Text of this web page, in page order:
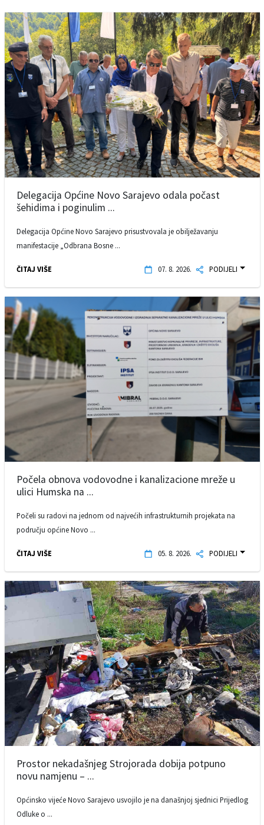
Delegacija Općine Novo Sarajevo odala počast
šehidima i poginulim ...
Delegacija Općine Novo Sarajevo prisustvovala je obilježavanju
manifestacije „Odbrana Bosne ...
ČITAJ VIŠE 07. 8. 2026. PODIJELI
Počela obnova vodovodne i kanalizacione mreže u
ulici Humska na ...
Počeli su radovi na jednom od najvećih infrastrukturnih projekata na
području općine Novo ...
ČITAJ VIŠE 05. 8. 2026. PODIJELI
Prostor nekadašnjeg Strojorada dobija potpuno
novu namjenu – ...
Općinsko vijeće Novo Sarajevo usvojilo je na današnjoj sjednici Prijedlog
Odluke o ...